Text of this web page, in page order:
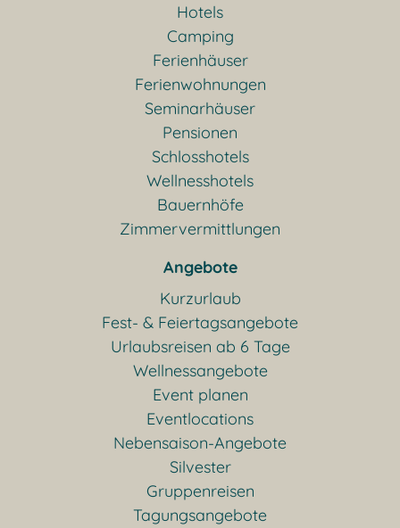
Hotels
Camping
Ferienhäuser
Ferienwohnungen
Seminarhäuser
Pensionen
Schlosshotels
Wellnesshotels
Bauernhöfe
Zimmervermittlungen
Angebote
Kurzurlaub
Fest- & Feiertagsangebote
Urlaubsreisen ab 6 Tage
Wellnessangebote
Event planen
Eventlocations
Nebensaison-Angebote
Silvester
Gruppenreisen
Tagungsangebote